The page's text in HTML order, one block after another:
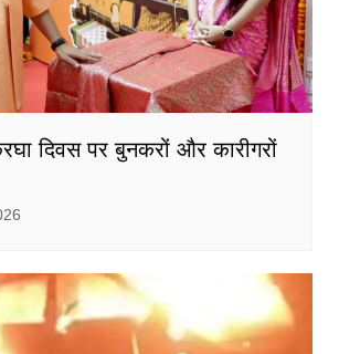
दिवस पर बुनकरों और कारीगरों